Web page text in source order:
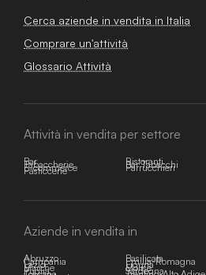
Cerca aziende in vendita in Italia
Comprare un'attività
Glossario Attività
Attività in vendita per settore
Bar Ristoranti
Tabaccherie Bar Tabacchi
E-commerce Parrucchieri
Pasticcerie
Aziende in vendita in
Abruzzo Basilicata
Campania Emilia-Romagna
Lazio Liguria
Marche Molise
Puglia Sardegna